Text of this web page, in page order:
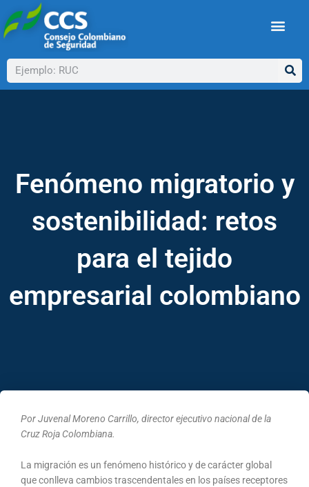
al
contenido
Buscar
Fenómeno migratorio y
sostenibilidad: retos
para el tejido
empresarial colombiano
Por Juvenal Moreno Carrillo, director ejecutivo nacional de la
Cruz Roja Colombiana.
La migración es un fenómeno histórico y de carácter global
que conlleva cambios trascendentales en los países receptores